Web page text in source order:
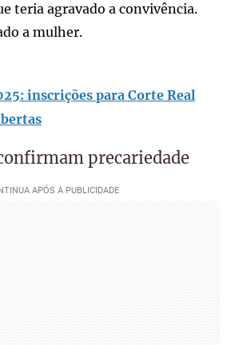
teria agravado a convivência.
a mulher.
inscrições para Corte Real
precariedade